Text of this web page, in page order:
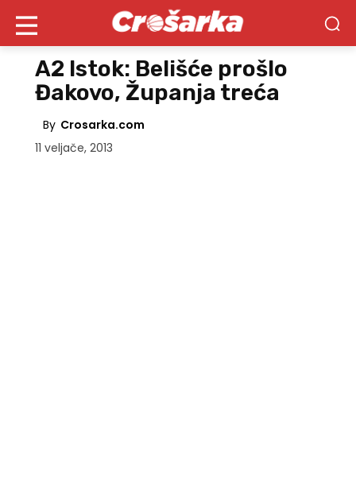
A2 Istok: Belišće prošlo
Đakovo, Županja treća
By Crosarka.com
11 veljače, 2013